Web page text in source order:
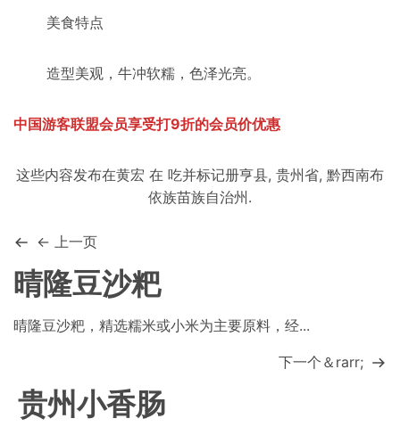
美食特点
造型美观，牛冲软糯，色泽光亮。
中国游客联盟会员享受打9折的会员价优惠
这些内容发布在黄宏 在 吃并标记册亨县, 贵州省, 黔西南布
依族苗族自治州 .
← 上一页
晴隆豆沙粑
晴隆豆沙粑，精选糯米或小米为主要原料，经...
下一个＆rarr;
贵州小香肠